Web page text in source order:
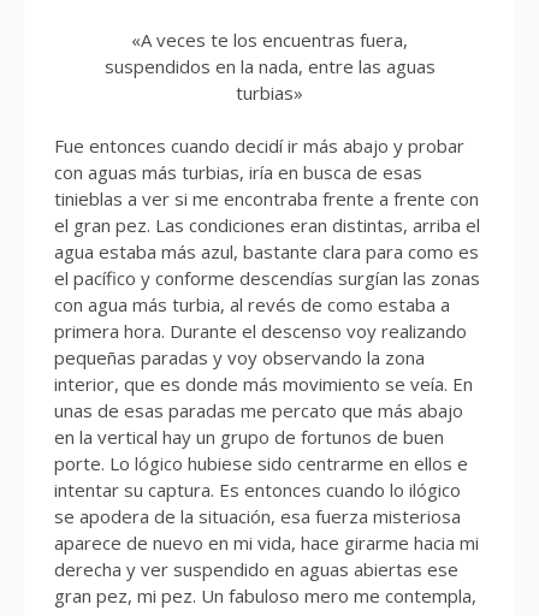
«A veces te los encuentras fuera,
suspendidos en la nada, entre las aguas
turbias»
Fue entonces cuando decidí ir más abajo y probar
con aguas más turbias, iría en busca de esas
tinieblas a ver si me encontraba frente a frente con
el gran pez. Las condiciones eran distintas, arriba el
agua estaba más azul, bastante clara para como es
el pacífico y conforme descendías surgían las zonas
con agua más turbia, al revés de como estaba a
primera hora. Durante el descenso voy realizando
pequeñas paradas y voy observando la zona
interior, que es donde más movimiento se veía. En
unas de esas paradas me percato que más abajo
en la vertical hay un grupo de fortunos de buen
porte. Lo lógico hubiese sido centrarme en ellos e
intentar su captura. Es entonces cuando lo ilógico
se apodera de la situación, esa fuerza misteriosa
aparece de nuevo en mi vida, hace girarme hacia mi
derecha y ver suspendido en aguas abiertas ese
gran pez, mi pez. Un fabuloso mero me contempla,